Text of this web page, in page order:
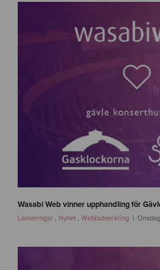
e
w
Lanseringar , Nyhet , Webbutveckling